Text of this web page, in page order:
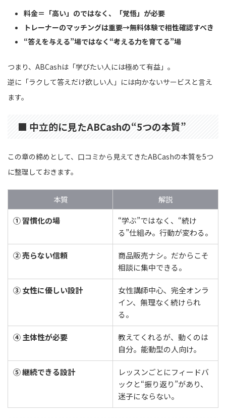
料金＝「高い」のではなく、「覚悟」が必要
トレーナーのマッチングは重要→無料体験で相性確認すべき
“答えを与える”場ではなく“考える力を育てる”場
つまり、ABCashは「学びたい人には極めて有益」。
逆に「ラクして答えだけ欲しい人」には向かないサービスと言え
ます。
■ 中立的に見たABCashの“5つの本質”
この章の締めとして、口コミから見えてきたABCashの本質を5つ
に整理しておきます。
本質
解説
① 習慣化の場
“学ぶ”ではなく、“続け
る”仕組み。行動が変わる。
② 売らない信頼
商品販売ナシ。だからこそ
相談に集中できる。
③ 女性に優しい設計
女性講師中心、完全オンラ
イン、無理なく続けられ
る。
④ 主体性が必要
教えてくれるが、動くのは
自分。能動型の人向け。
⑤ 継続できる設計
レッスンごとにフィードバ
ックと“振り返り”があり、
迷子にならない。